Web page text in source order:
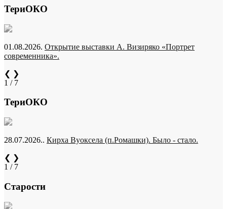
ТериОКО
01.08.2026. Открытие выставки А. Визиряко «Портрет
современника».
❮ ❯
1 / 7
ТериОКО
28.07.2026.. Кирха Вуоксела (п.Ромашки). Было - стало.
❮ ❯
1 / 7
Старости